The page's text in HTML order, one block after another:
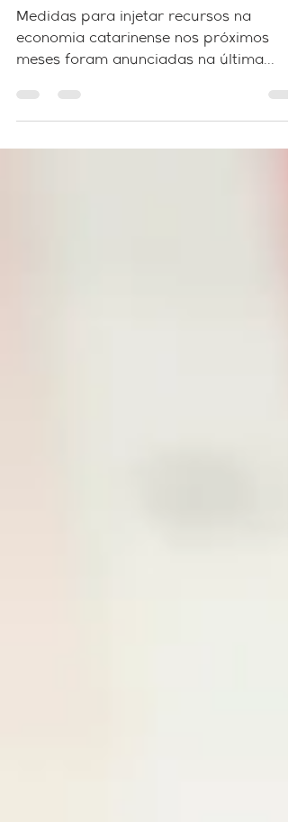
pandemia
economia catarinense nos próximos
meses foram anunciadas na última